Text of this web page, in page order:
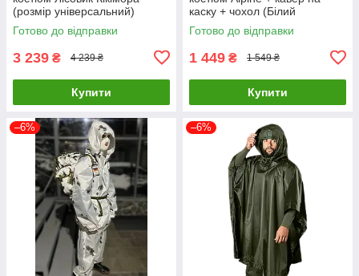
(розмір універсальний)
Куртка та штани Оливковий
Готово до відправки
3 239 ₴ 4 239 ₴
Купити
каску + чохол (Білий
мультикам)
Готово до відправки
1 449 ₴ 1 549 ₴
Купити
–6% –6%